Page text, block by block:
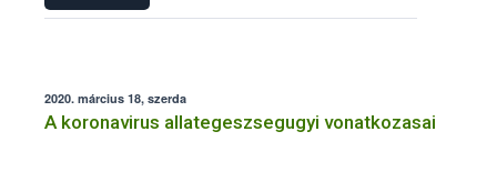
2020. március 18, szerda
A koronavirus allategeszsegugyi vonatkozasai